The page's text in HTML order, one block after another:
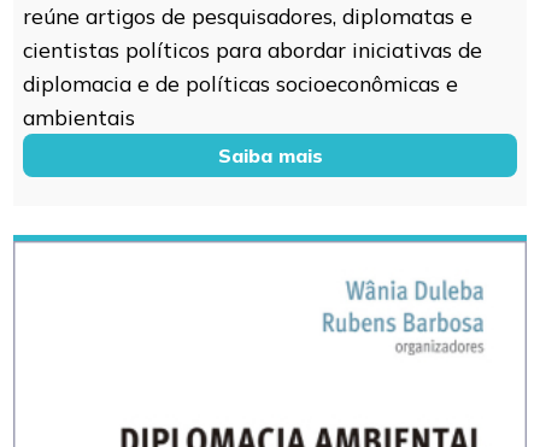
reúne artigos de pesquisadores, diplomatas e
cientistas políticos para abordar iniciativas de
diplomacia e de políticas socioeconômicas e
ambientais
Saiba mais